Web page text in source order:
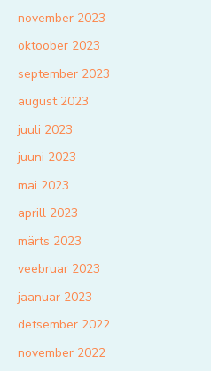
november 2023
oktoober 2023
september 2023
august 2023
juuli 2023
juuni 2023
mai 2023
aprill 2023
märts 2023
veebruar 2023
jaanuar 2023
detsember 2022
november 2022